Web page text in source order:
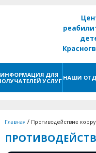
ИНФОРМАЦИЯ ДЛЯ
УСЛУГ НАШИ
Главная / Противодействие